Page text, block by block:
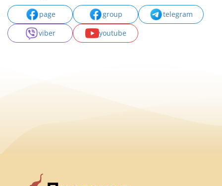
page group
telegram
viber
youtube